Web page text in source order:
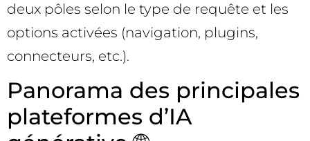
deux pôles selon le type de requête et les
options activées (navigation, plugins,
connecteurs, etc.).
Panorama des principales
plateformes d’IA